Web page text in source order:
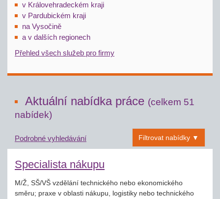
v Královehradeckém kraji
v Pardubickém kraji
na Vysočině
a v dalších regionech
Přehled všech služeb pro firmy
Aktuální nabídka práce (celkem 51
nabídek)
Podrobné vyhledávání Filtrovat nabídky ▼
Specialista nákupu
M/Ž, SŠ/VŠ vzdělání technického nebo ekonomického
směru; praxe v oblasti nákupu, logistiky nebo technického